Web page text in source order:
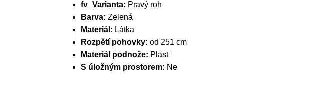
fv_Varianta: Pravý roh
Barva: Zelená
Materiál: Látka
Rozpětí pohovky: od 251 cm
Materiál podnože: Plast
S úložným prostorem: Ne